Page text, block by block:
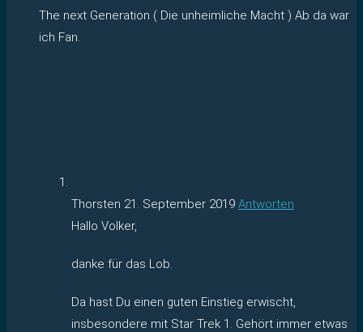
The next Generation ( Die unheimliche Macht ) Ab da war
ich Fan.
Thorsten 21. September 2019 Antworten
Hallo Volker,
danke für das Lob.
Da hast Du einen guten Einstieg erwischt,
insbesondere mit Star Trek 1. Gehört immer etwas